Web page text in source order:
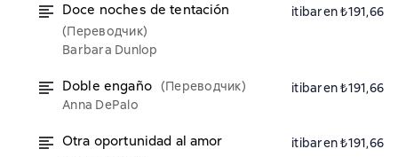
Doce noches de tentación
(Переводчик)
Barbara Dunlop
itibaren ₺191,66
Doble engaño (Переводчик)
Anna DePalo
itibaren ₺191,66
Otra oportunidad al amor itibaren ₺191,66